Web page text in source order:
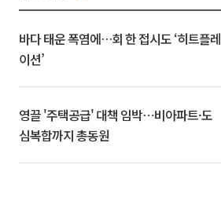
바다 태운 폭염에…회 한 접시도 ‘히트플레
이션’
영끌 '주택공급' 대책 임박⋯비아파트·도
심복합까지 총동원